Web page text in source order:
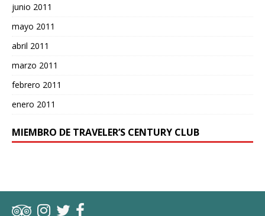
junio 2011
mayo 2011
abril 2011
marzo 2011
febrero 2011
enero 2011
MIEMBRO DE TRAVELER’S CENTURY CLUB